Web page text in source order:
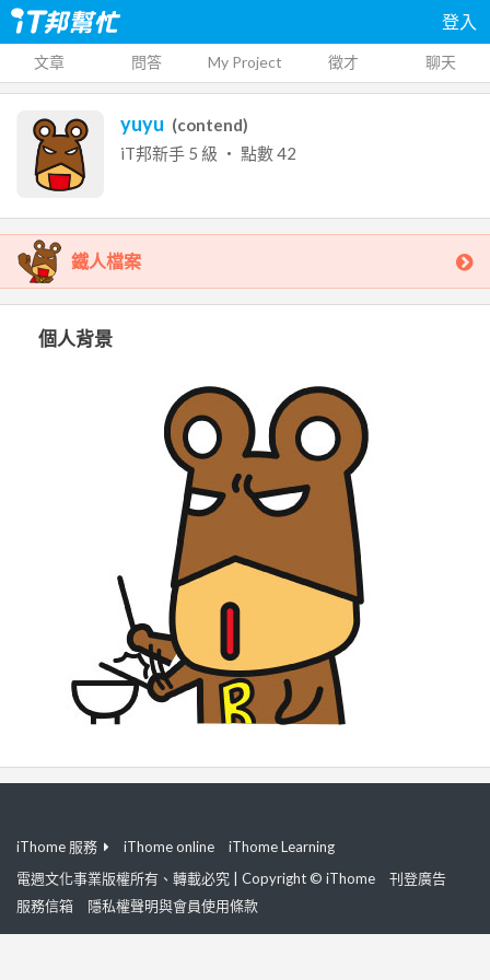
登入
文章 問答 My Project 徵才 聊天
yuyu (contend)
iT邦新手 5 級 ‧ 點數42
鐵人檔案
個人背景
iThome 服務 iThome online
iThome Learning
電週文化事業版權所有、轉載必究 | Copyright © iThome
刊登廣告
服務信箱
隱私權聲明與會員使用條款